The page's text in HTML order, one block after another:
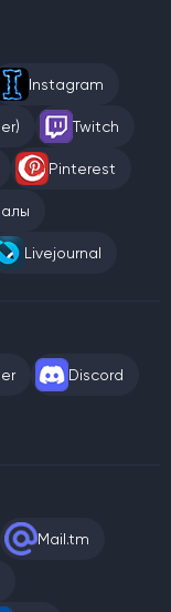
Instagram
Twitch
Pinterest
Livejournal
Discord
Mail.tm